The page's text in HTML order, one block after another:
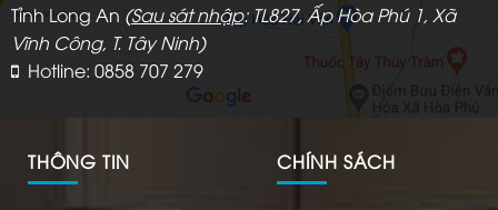
Tỉnh Long An (Sau sát nhập: TL827, Ấp Hòa Phú 1, Xã
Vĩnh Công, T. Tây Ninh)
Hotline: 0858 707 279
THÔNG TIN CHÍNH SÁCH